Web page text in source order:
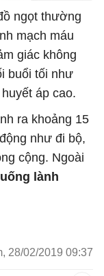
ngọt thường
mạch máu
giác không
buổi tối như
áp cao.
ra khoảng 15
như đi bộ,
cộng. Ngoài
lành
28/02/2019 09:37